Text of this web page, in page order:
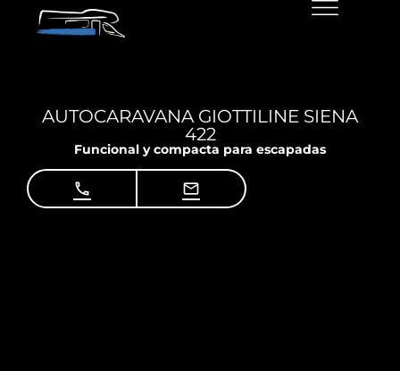
AUTOCARAVANA GIOTTILINE SIENA
422
Funcional y compacta para escapadas